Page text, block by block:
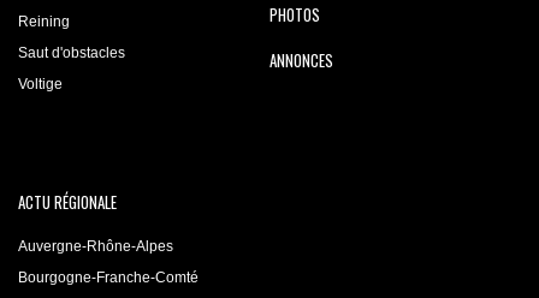
Reining
Saut d'obstacles
Voltige
PHOTOS
ANNONCES
ACTU RÉGIONALE
Auvergne-Rhône-Alpes
Bourgogne-Franche-Comté